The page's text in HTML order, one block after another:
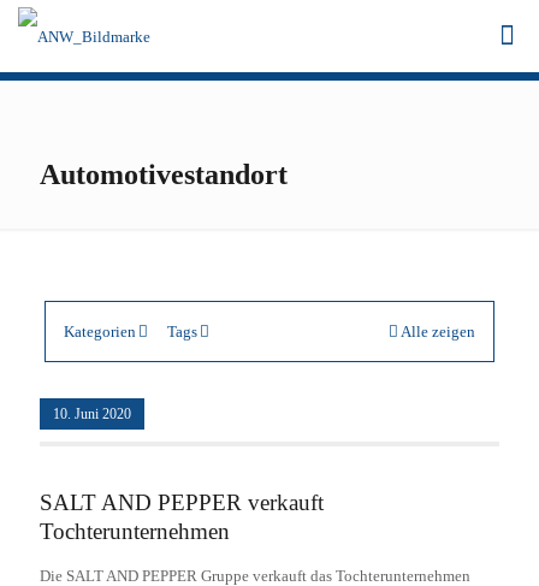
Automotivestandort
Kategorien Tags Alle zeigen
10. Juni 2020
SALT AND PEPPER verkauft
Tochterunternehmen
Die SALT AND PEPPER Gruppe verkauft das Tochterunternehmen